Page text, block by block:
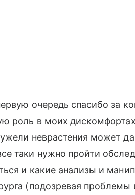
очередь спасибо за
роль в моих
неврастения может
таки нужно пройти
и какие анализы и
(подозревая проблемы